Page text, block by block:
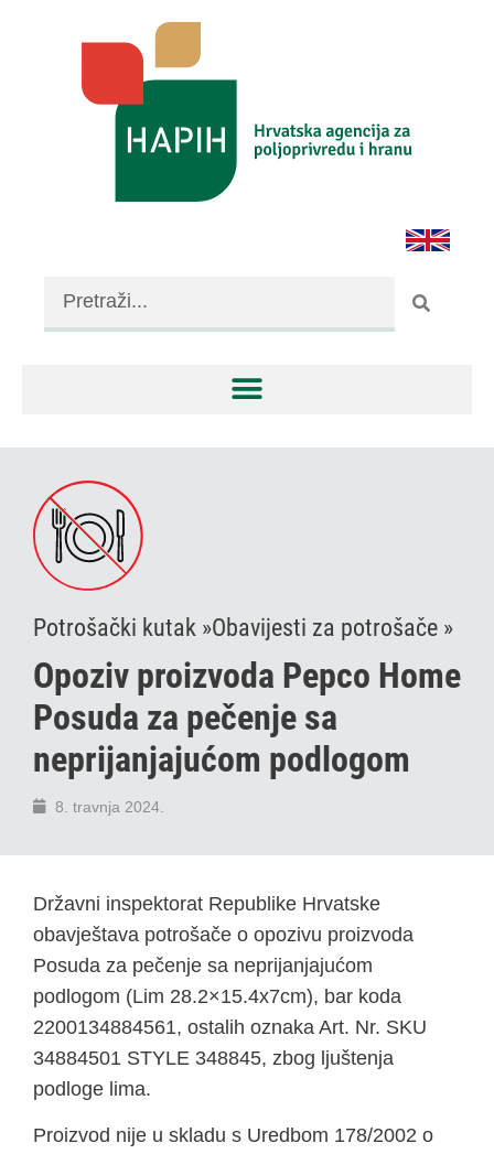
Potrošački kutak »Obavijesti za potrošače »
Opoziv proizvoda Pepco Home
Posuda za pečenje sa
neprijanjajućom podlogom
8. travnja 2024.
Državni inspektorat Republike Hrvatske
obavještava potrošače o opozivu proizvoda
Posuda za pečenje sa neprijanjajućom
podlogom (Lim 28.2×15.4x7cm), bar koda
2200134884561, ostalih oznaka Art. Nr. SKU
34884501 STYLE 348845, zbog ljuštenja
podloge lima.
Proizvod nije u skladu s Uredbom 178/2002 o